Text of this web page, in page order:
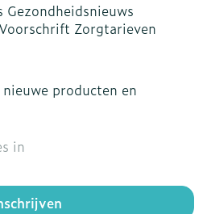
Gezondheidsnieuws
Voorschrift Zorgtarieven
producten en